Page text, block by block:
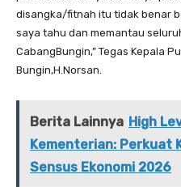
disangka/fitnah itu tidak benar
saya tahu dan memantau
CabangBungin,” Tegas Kepala
Bungin,H.Norsan.
Berita Lainnya High
Kementerian: Perkuat
Sensus Ekonomi 2026